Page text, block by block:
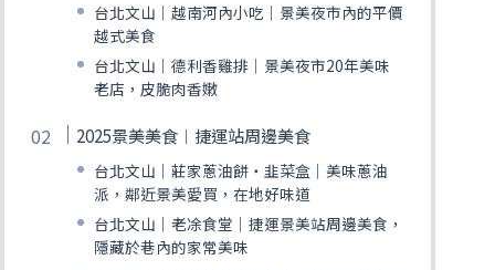
台北文山｜越南河內小吃｜景美夜市內的平價
越式美食
台北文山｜德利香雞排｜景美夜市20年美味
老店，皮脆肉香嫩
2025景美美食︱捷運站周邊美食
台北文山｜莊家蔥油餅‧韭菜盒｜美味蔥油
派，鄰近景美愛買，在地好味道
台北文山｜老凃食堂｜捷運景美站周邊美食，
隱藏於巷內的家常美味